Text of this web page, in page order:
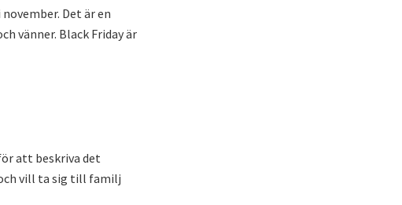
Det är en
vänner. Black Friday är
att beskriva det
vill ta sig till familj